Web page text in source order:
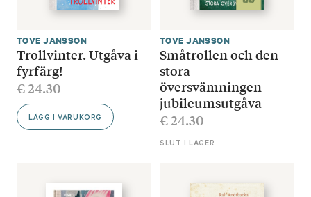
TOVE JANSSON
Trollvinter. Utgåva i
fyrfärg!
€24.30
LÄGG I VARUKORG
TOVE JANSSON
Småtrollen och den
stora
översvämningen –
jubileumsutgåva
€24.30
SLUT I LAGER